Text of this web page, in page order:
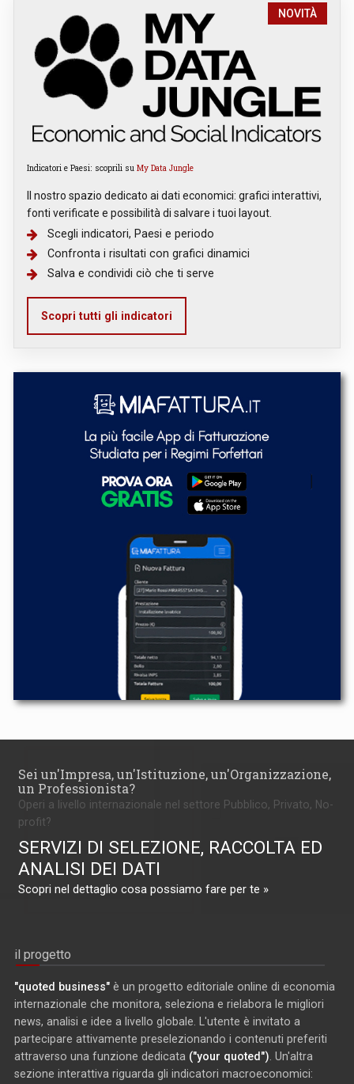
NOVITÀ
Indicatori e Paesi: scoprili su My Data Jungle
Il nostro spazio dedicato ai dati economici: grafici interattivi,
fonti verificate e possibilità di salvare i tuoi layout.
Scegli indicatori, Paesi e periodo
Confronta i risultati con grafici dinamici
Salva e condividi ciò che ti serve
Scopri tutti gli indicatori
Sei un'Impresa, un'Istituzione, un'Organizzazione,
un Professionista?
Operi a livello internazionale nel settore Pubblico, Privato, No-
profit?
SERVIZI DI SELEZIONE, RACCOLTA ED
ANALISI DEI DATI
Scopri nel dettaglio cosa possiamo fare per te »
il progetto
"quoted business" è un progetto editoriale online di economia
internazionale che monitora, seleziona e rielabora le migliori
news, analisi e idee a livello globale. L'utente è invitato a
partecipare attivamente preselezionando i contenuti preferiti
attraverso una funzione dedicata ("your quoted"). Un'altra
sezione interattiva riguarda gli indicatori macroeconomici: